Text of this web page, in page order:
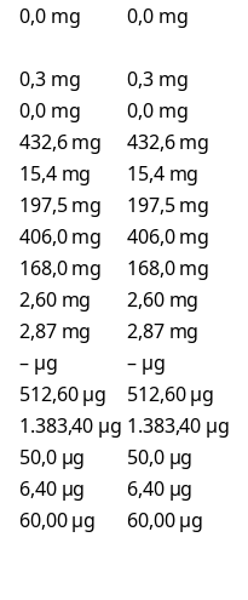
0,0 mg
0,0 mg
0,3 mg
0,3 mg
0,0 mg
0,0 mg
432,6 mg
432,6 mg
15,4 mg
15,4 mg
197,5 mg
197,5 mg
406,0 mg
406,0 mg
168,0 mg
168,0 mg
2,60 mg
2,60 mg
2,87 mg
2,87 mg
– µg
– µg
512,60 µg
512,60 µg
1.383,40 µg 1.383,40 µg
50,0 µg
50,0 µg
6,40 µg
6,40 µg
60,00 µg
60,00 µg